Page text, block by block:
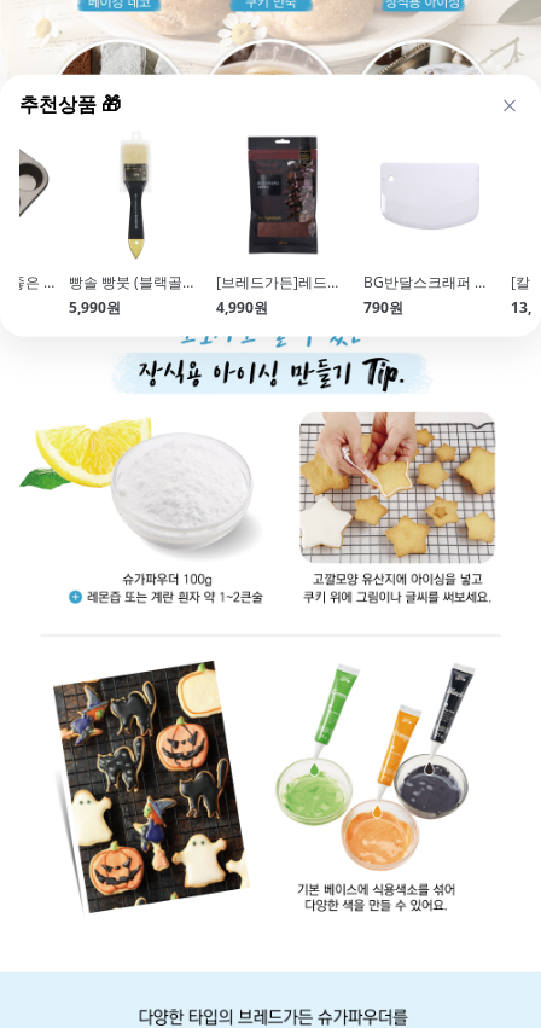
추천상품 🎁
[MESSE] 코팅좋은 머핀틀(6구\/26X18cm)
빵솔 빵붓 (블랙골드 2호 5cm)
5,990원
[브레드가든]레드코코아파우더(80g\/프렌치레드)
4,990원
BG반달스크래퍼 화이트
790원